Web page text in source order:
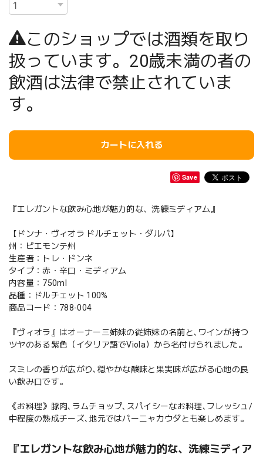
このショップでは酒類を取り
扱っています。20歳未満の者の
飲酒は法律で禁止されていま
す。
カートに入れる
Save
『エレガントな飲み心地が魅力的な、洗練ミディアム』
【ドンナ・ヴィオラ ドルチェット・ダルバ】
州：ピエモンテ州
生産者：トレ・ドンネ
タイプ：赤・辛口・ミディアム
内容量：750ml
品種：ドルチェット 100%
商品コード：788-004
『ヴィオラ』はオーナー三姉妹の従姉妹の名前と､ワインが持つ
ツヤのある紫色（イタリア語でViola）から名付けられました。
スミレの香りが広がり､穏やかな酸味と果実味が広がる心地の良
い飲み口です。
《お料理》豚肉､ラムチョップ､スパイシーなお料理､フレッシュ/
中程度の熟成チーズ､地元ではバーニャカウダとも楽しめます。
『エレガントな飲み心地が魅力的な、洗練ミディア